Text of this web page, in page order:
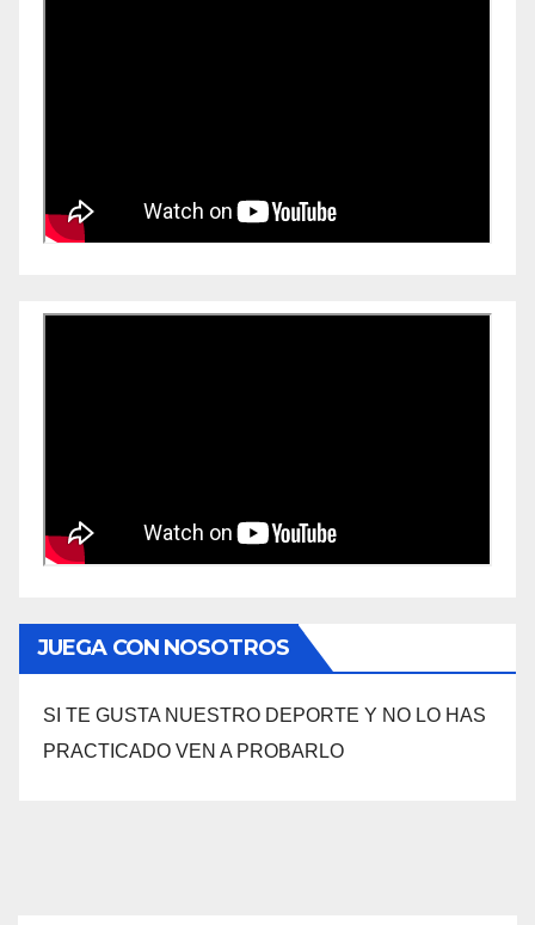
JUEGA CON NOSOTROS
SI TE GUSTA NUESTRO DEPORTE Y NO LO HAS
PRACTICADO VEN A PROBARLO